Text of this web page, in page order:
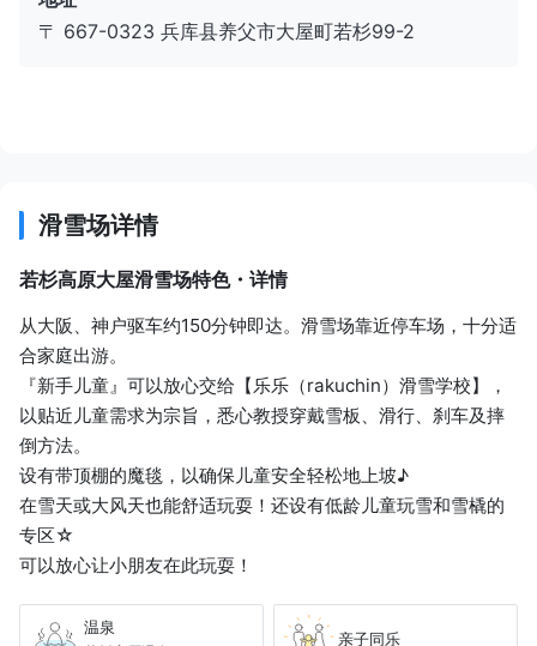
taxi
〒 667-0323 兵库县养父市大屋町若杉99-2
滑雪场详情
若杉高原大屋滑雪场特色・详情
从大阪、神户驱车约150分钟即达。滑雪场靠近停车场，十分适
合家庭出游。
『新手儿童』可以放心交给【乐乐（rakuchin）滑雪学校】，
以贴近儿童需求为宗旨，悉心教授穿戴雪板、滑行、刹车及摔
倒方法。
设有带顶棚的魔毯，以确保儿童安全轻松地上坡♪
在雪天或大风天也能舒适玩耍！还设有低龄儿童玩雪和雪橇的
专区☆
可以放心让小朋友在此玩耍！
温泉
亲子同乐